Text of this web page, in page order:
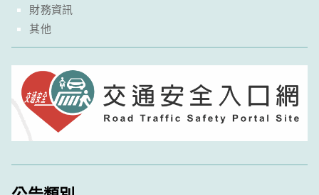
財務資訊
其他